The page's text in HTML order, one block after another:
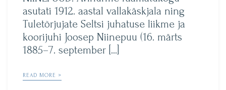
asutati 1912. aastal vallakäskjala ning
Tuletõrjujate Seltsi juhatuse liikme ja
koorijuhi Joosep Niinepuu (16. märts
1885–7. september […]
READ MORE >